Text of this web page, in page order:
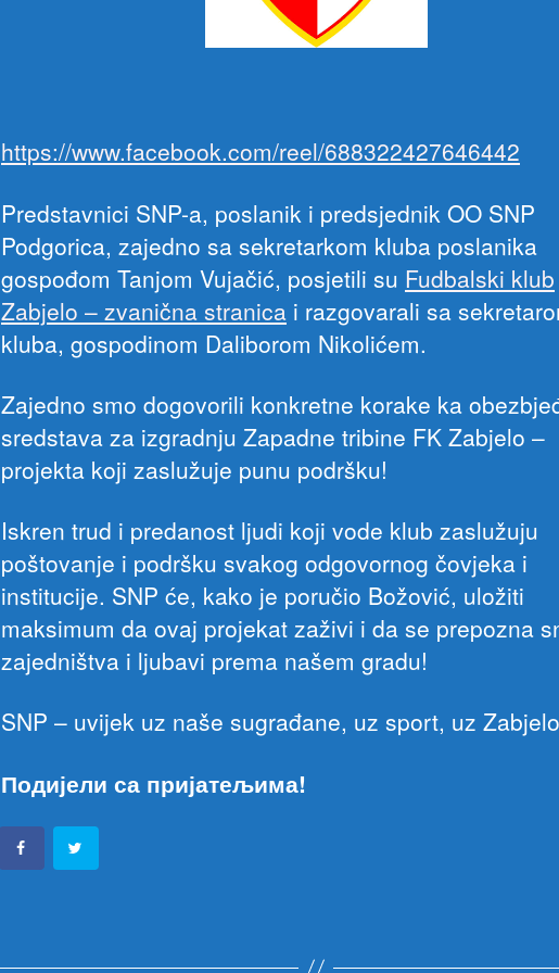
https://www.facebook.com/reel/688322427646442
Predstavnici SNP-a, poslanik i predsjednik OO SNP
Podgorica, zajedno sa sekretarkom kluba poslanika
gospođom Tanjom Vujačić, posjetili su Fudbalski klub
Zabjelo – zvanična stranica i razgovarali sa
kluba, gospodinom Daliborom Nikolićem.
Zajedno smo dogovorili konkretne korake ka
sredstava za izgradnju Zapadne tribine FK Zabjelo –
projekta koji zaslužuje punu podršku!
Iskren trud i predanost ljudi koji vode klub zaslužuju
poštovanje i podršku svakog odgovornog čovjeka i
institucije. SNP će, kako je poručio Božović, uložiti
maksimum da ovaj projekat zaživi i da se prepozna
zajedništva i ljubavi prema našem gradu!
SNP – uvijek uz naše sugrađane, uz sport, uz
Подијели са пријатељима!